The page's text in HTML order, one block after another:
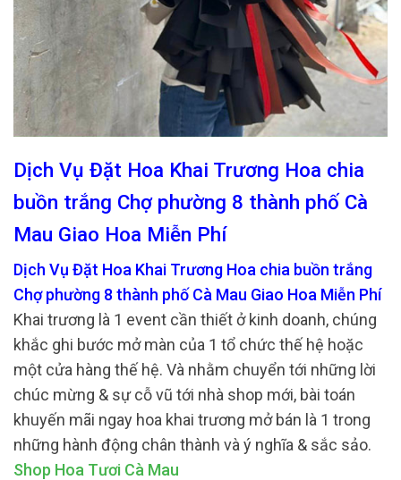
Dịch Vụ Đặt Hoa Khai Trương Hoa chia
buồn trắng Chợ phường 8 thành phố Cà
Mau Giao Hoa Miễn Phí
Dịch Vụ Đặt Hoa Khai Trương Hoa chia buồn trắng
Chợ phường 8 thành phố Cà Mau Giao Hoa Miễn Phí
Khai trương là 1 event cần thiết ở kinh doanh, chúng
khắc ghi bước mở màn của 1 tổ chức thế hệ hoặc
một cửa hàng thế hệ. Và nhằm chuyển tới những lời
chúc mừng & sự cỗ vũ tới nhà shop mới, bài toán
khuyến mãi ngay hoa khai trương mở bán là 1 trong
những hành động chân thành và ý nghĩa & sắc sảo.
Shop Hoa Tươi Cà Mau